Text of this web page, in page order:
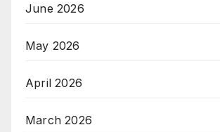
June 2026
May 2026
April 2026
March 2026